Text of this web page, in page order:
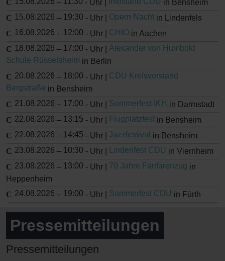
– - Uhr |
in Bensheim
15.08.2026 – 19:30 - Uhr | Opern Nacht in Lindenfels
16.08.2026 – 12:00 - Uhr | CHIO in Aachen
18.08.2026 – 17:00 - Uhr | Alexander von Humbold
Schule Rüsselsheim in Berlin
20.08.2026 – 18:00 - Uhr | CDU Kreisvorstand
Bergstraße in Bensheim
21.08.2026 – 17:00 - Uhr | Sommerfest IKH in Darmstadt
22.08.2026 – 13:15 - Uhr | Flugplatzfest in Bensheim
22.08.2026 – 14:45 - Uhr | Jazzfestival in Bensheim
23.08.2026 – 10:30 - Uhr | Lindenfest CDU in Viernheim
23.08.2026 – 13:00 - Uhr | 70 Jahre Fanfarenzug in
Heppenheim
24.08.2026 – 19:00 - Uhr | Sommerfest CDU in Fürth
Pressemitteilungen
Pressemitteilungen